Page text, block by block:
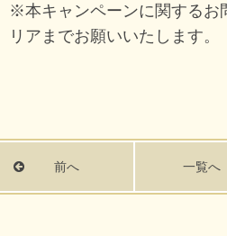
※本キャンペーンに関するお
リアまでお願いいたします。
前へ 一覧へ